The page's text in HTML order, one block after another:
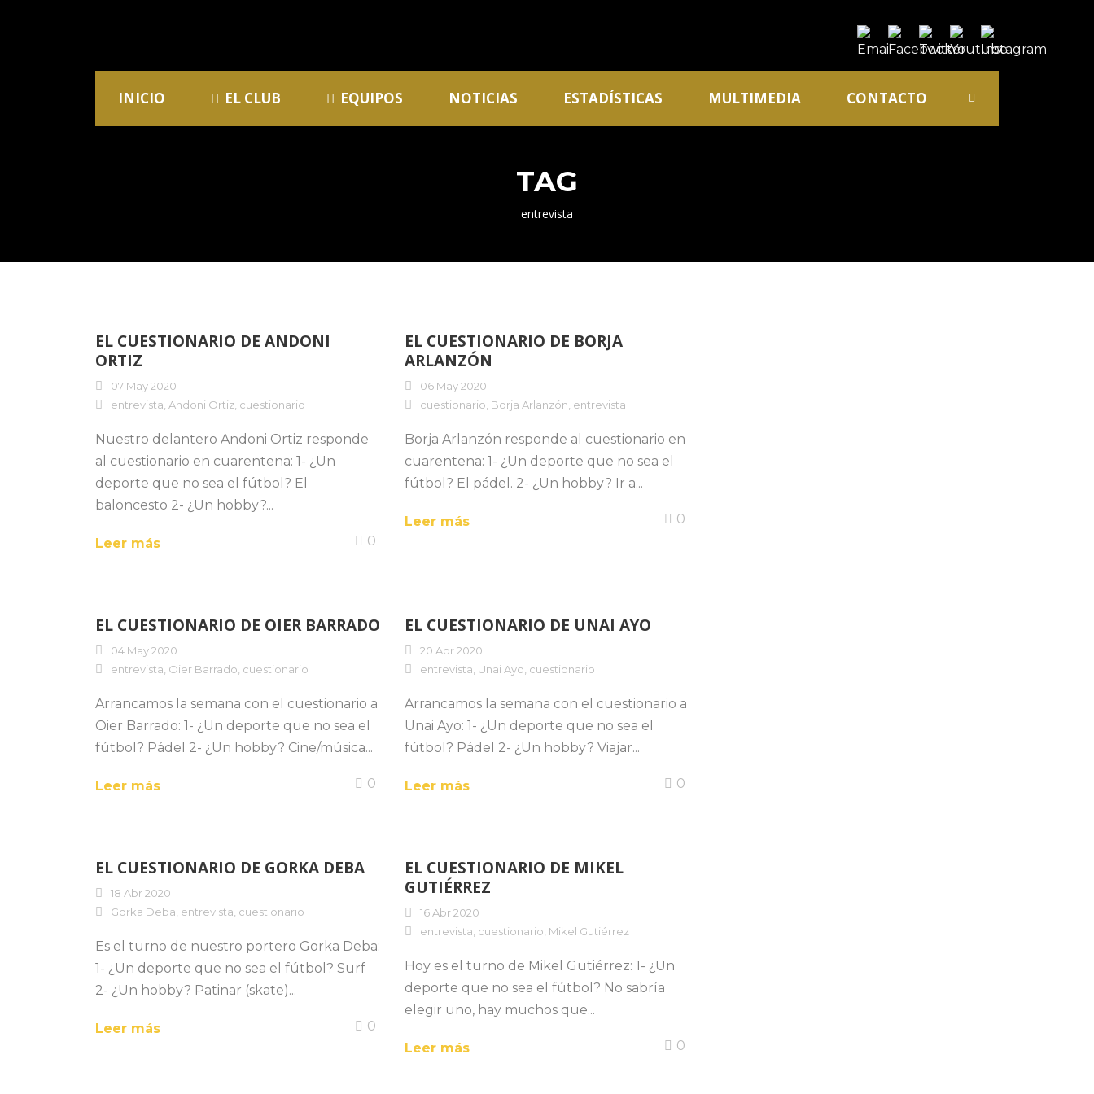
INICIO EL CLUB EQUIPOS NOTICIAS ESTADÍSTICAS MULTIMEDIA CONTACTO
TAG
entrevista
EL CUESTIONARIO DE ANDONI
ORTIZ
07 May 2020
entrevista Andoni Ortiz cuestionario
Nuestro delantero Andoni Ortiz responde
al cuestionario en cuarentena: 1- ¿Un
deporte que no sea el fútbol? El
baloncesto 2- ¿Un hobby?...
Leer más 0
EL CUESTIONARIO DE BORJA
ARLANZÓN
06 May 2020
cuestionario Borja Arlanzón entrevista
Borja Arlanzón responde al cuestionario en
cuarentena: 1- ¿Un deporte que no sea el
fútbol? El pádel. 2- ¿Un hobby? Ir a...
Leer más 0
EL CUESTIONARIO DE OIER BARRADO
04 May 2020
entrevista Oier Barrado cuestionario
Arrancamos la semana con el cuestionario a
Oier Barrado: 1- ¿Un deporte que no sea el
fútbol? Pádel 2- ¿Un hobby? Cine/música...
Leer más 0
EL CUESTIONARIO DE UNAI AYO
20 Abr 2020
entrevista Unai Ayo cuestionario
Arrancamos la semana con el cuestionario a
Unai Ayo: 1- ¿Un deporte que no sea el
fútbol? Pádel 2- ¿Un hobby? Viajar...
Leer más 0
EL CUESTIONARIO DE GORKA DEBA
18 Abr 2020
Gorka Deba entrevista cuestionario
Es el turno de nuestro portero Gorka Deba:
1- ¿Un deporte que no sea el fútbol? Surf
2- ¿Un hobby? Patinar (skate)...
Leer más 0
EL CUESTIONARIO DE MIKEL
GUTIÉRREZ
16 Abr 2020
entrevista cuestionario Mikel Gutiérrez
Hoy es el turno de Mikel Gutiérrez: 1- ¿Un
deporte que no sea el fútbol? No sabría
elegir uno, hay muchos que...
Leer más 0